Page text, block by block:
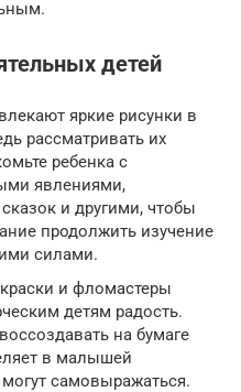
детей
яркие рисунки в
рассматривать их
ребенка с
явлениями,
и другими, чтобы
продолжить изучение
силами.
и фломастеры
детям радость.
на бумаге
в малышей
самовыражаться.